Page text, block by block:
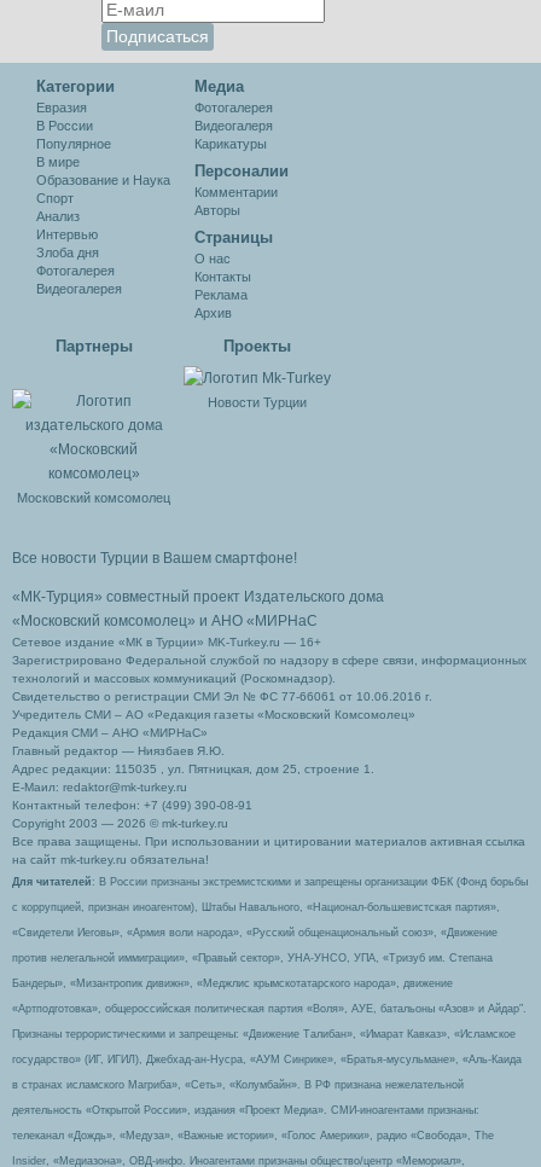
Категории
Евразия
В России
Популярное
В мире
Образование и Наука
Спорт
Анализ
Интервью
Злоба дня
Фотогалерея
Видеогалерея
Медиа
Фотогалерея
Видеогалеря
Карикатуры
Персоналии
Комментарии
Авторы
Cтраницы
О нас
Контакты
Реклама
Архив
Партнеры
Московский комсомолец
Проекты
Новости Турции
Все новости Турции в Вашем смартфоне!
«МК-Турция» совместный проект Издательского дома
«Московский комсомолец» и АНО «МИРНаС
Сетевое издание «МК в Турции» MK-Turkey.ru — 16+
Зарегистрировано Федеральной службой по надзору в сфере связи, информационных
технологий и массовых коммуникаций (Роскомнадзор).
Свидетельство о регистрации СМИ Эл № ФС 77-66061 от 10.06.2016 г.
Учредитель СМИ – АО «Редакция газеты «Московский Комсомолец»
Редакция СМИ – АНО «МИРНаС»
Главный редактор — Ниязбаев Я.Ю.
Адрес редакции: 115035 , ул. Пятницкая, дом 25, строение 1.
Е-Маил: redaktor@mk-turkey.ru
Контактный телефон: +7 (499) 390-08-91
Copyright 2003 — 2026 © mk-turkey.ru
Все права защищены. При использовании и цитировании материалов активная ссылка
на сайт mk-turkey.ru обязательна!
Для читателей : В России признаны экстремистскими и запрещены организации ФБК (Фонд борьбы
с коррупцией, признан иноагентом), Штабы Навального, «Национал-большевистская партия»,
«Свидетели Иеговы», «Армия воли народа», «Русский общенациональный союз», «Движение
против нелегальной иммиграции», «Правый сектор», УНА-УНСО, УПА, «Тризуб им. Степана
Бандеры», «Мизантропик дивижн», «Меджлис крымскотатарского народа», движение
«Артподготовка», общероссийская политическая партия «Воля», АУЕ, батальоны «Азов» и Айдар″.
Признаны террористическими и запрещены: «Движение Талибан», «Имарат Кавказ», «Исламское
государство» (ИГ, ИГИЛ), Джебхад-ан-Нусра, «АУМ Синрике», «Братья-мусульмане», «Аль-Каида
в странах исламского Магриба», «Сеть», «Колумбайн». В РФ признана нежелательной
деятельность «Открытой России», издания «Проект Медиа». СМИ-иноагентами признаны:
телеканал «Дождь», «Медуза», «Важные истории», «Голос Америки», радио «Свобода», The
Insider, «Медиазона», ОВД-инфо. Иноагентами признаны общество/центр «Мемориал»,